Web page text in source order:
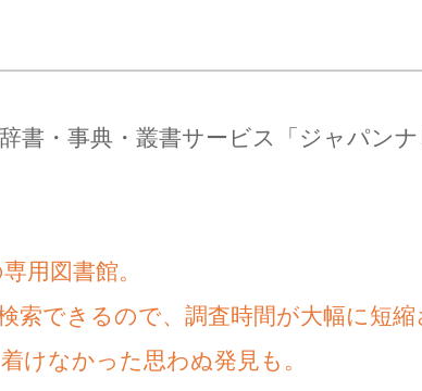
書・事典・叢書サービス「ジャパン
用図書館。
索できるので、調査時間が大幅に短
けなかった思わぬ発見も。